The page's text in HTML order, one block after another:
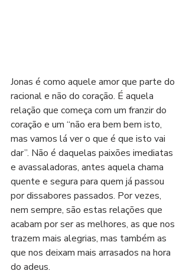
Jonas é como aquele amor que parte do
racional e não do coração. É aquela
relação que começa com um franzir do
coração e um “não era bem bem isto,
mas vamos lá ver o que é que isto vai
dar”. Não é daquelas paixões imediatas
e avassaladoras, antes aquela chama
quente e segura para quem já passou
por dissabores passados. Por vezes,
nem sempre, são estas relações que
acabam por ser as melhores, as que nos
trazem mais alegrias, mas também as
que nos deixam mais arrasados na hora
do adeus.